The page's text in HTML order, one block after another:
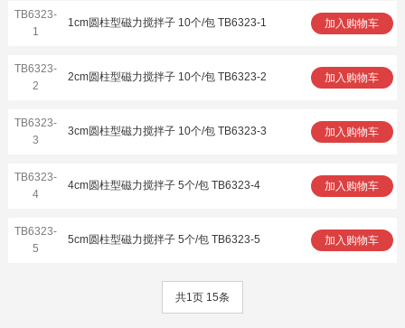
TB6323-
1
1cm圆柱型磁力搅拌子 10个/包 TB6323-1 加入购物车
TB6323-
2
2cm圆柱型磁力搅拌子 10个/包 TB6323-2 加入购物车
TB6323-
3
3cm圆柱型磁力搅拌子 10个/包 TB6323-3 加入购物车
TB6323-
4
4cm圆柱型磁力搅拌子 5个/包 TB6323-4 加入购物车
TB6323-
5
5cm圆柱型磁力搅拌子 5个/包 TB6323-5 加入购物车
共1页 15条